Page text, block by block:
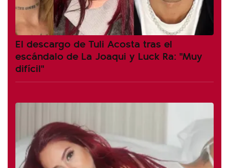
El descargo de Tuli Acosta tras el
escándalo de La Joaqui y Luck Ra: "Muy
difícil"